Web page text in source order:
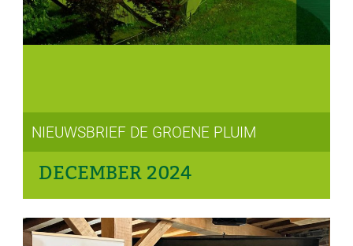
NIEUWSBRIEF DE GROENE PLUIM
DECEMBER 2024